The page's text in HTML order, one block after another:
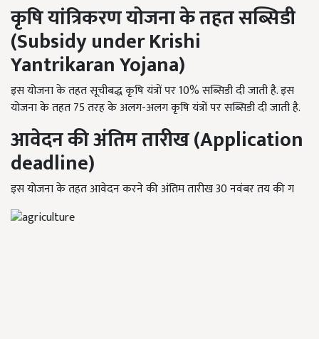
कृषि यांत्रिकरण योजना के तहत सब्सिडी
(Subsidy underKrishi
Yantrikaran Yojana)
इस योजना के तहत सूचीबद्ध कृषि यंत्रों पर 10% सब्सिडी दी जाती है. इस
योजना के तहत 75 तरह के अलग-अलग कृषि यंत्रों पर सब्सिडी दी जाती है.
आवेदन की अंतिम तारीख (Application
deadline)
इस योजना के तहत आवेदन करने की अंतिम तारीख 30 नवंबर तय की ग